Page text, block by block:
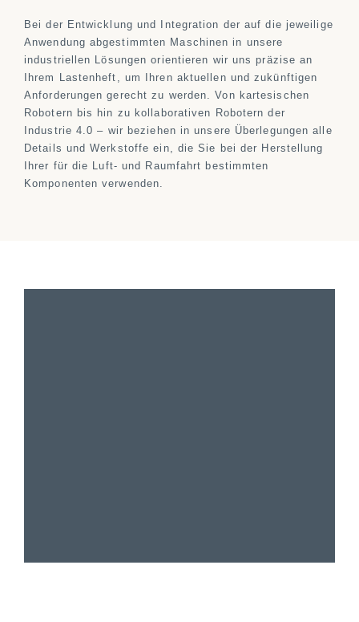
Bei der Entwicklung und Integration der auf die jeweilige
Anwendung abgestimmten Maschinen in unsere
industriellen Lösungen orientieren wir uns präzise an
Ihrem Lastenheft, um Ihren aktuellen und zukünftigen
Anforderungen gerecht zu werden. Von kartesischen
Robotern bis hin zu kollaborativen Robotern der
Industrie 4.0 – wir beziehen in unsere Überlegungen alle
Details und Werkstoffe ein, die Sie bei der Herstellung
Ihrer für die Luft- und Raumfahrt bestimmten
Komponenten verwenden.